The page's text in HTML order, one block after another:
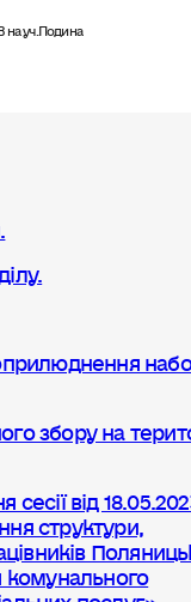
уч.Подина
збору на
від
структури,
комунального